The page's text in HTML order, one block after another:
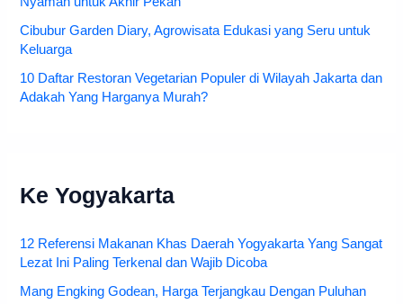
Cibubur Garden Diary, Agrowisata Edukasi yang Seru untuk
Keluarga
10 Daftar Restoran Vegetarian Populer di Wilayah Jakarta dan
Adakah Yang Harganya Murah?
Ke Yogyakarta
12 Referensi Makanan Khas Daerah Yogyakarta Yang Sangat
Lezat Ini Paling Terkenal dan Wajib Dicoba
Mang Engking Godean, Harga Terjangkau Dengan Puluhan